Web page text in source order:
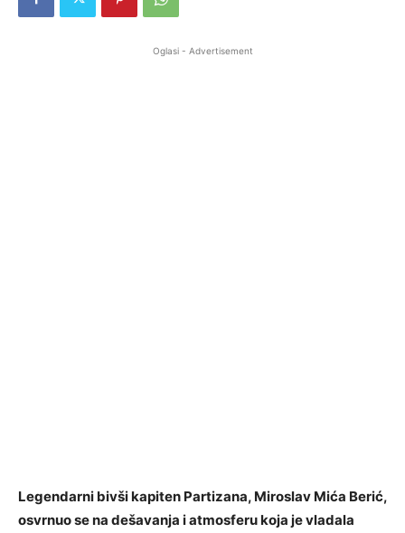
Oglasi - Advertisement
Legendarni bivši kapiten Partizana, Miroslav Mića Berić,
osvrnuo se na dešavanja i atmosferu koja je vladala